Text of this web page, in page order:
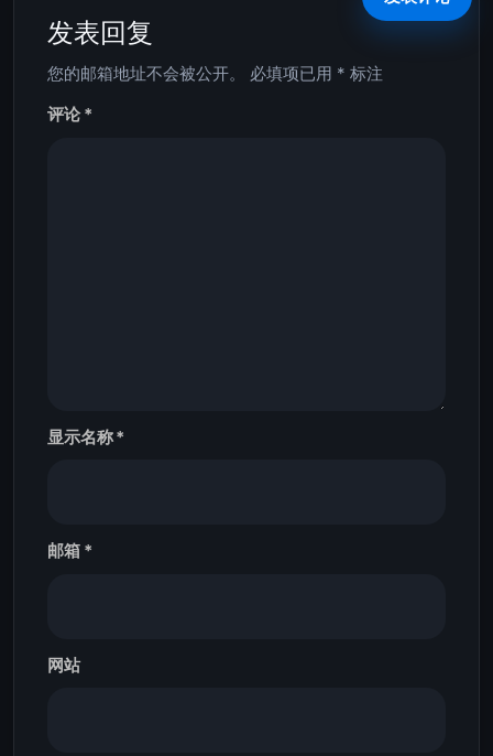
发表回复
您的邮箱地址不会被公开。 必填项已用 * 标注
评论*
显示名称*
邮箱 *
网站